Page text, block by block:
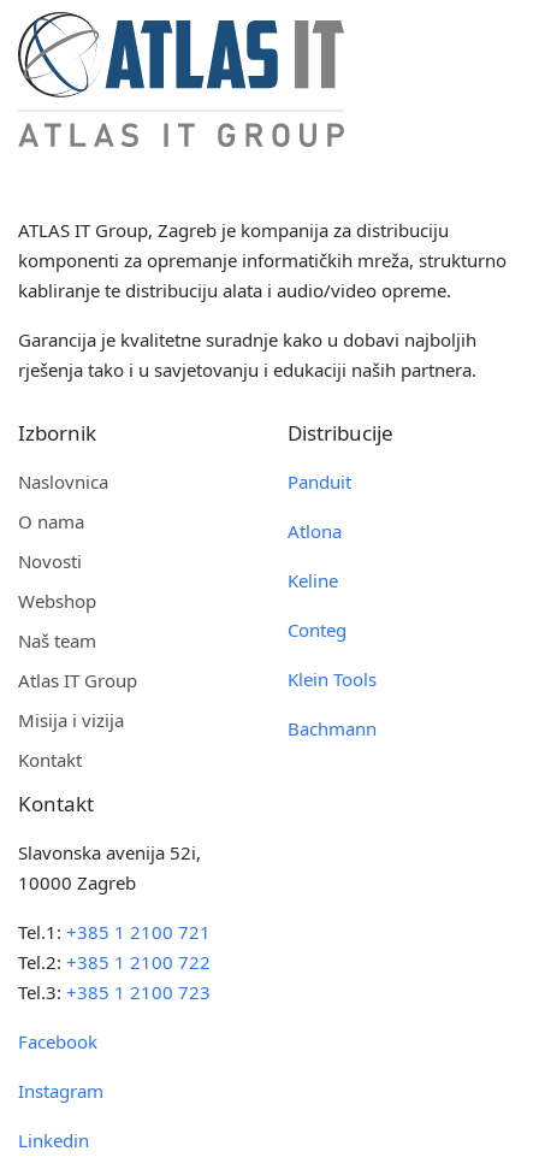
ATLAS IT Group, Zagreb je kompanija za distribuciju
komponenti za opremanje informatičkih mreža, strukturno
kabliranje te distribuciju alata i audio/video opreme.
Garancija je kvalitetne suradnje kako u dobavi najboljih
rješenja tako i u savjetovanju i edukaciji naših partnera.
Izbornik
Naslovnica
O nama
Novosti
Webshop
Naš team
Atlas IT Group
Misija i vizija
Kontakt
Distribucije
Panduit
Atlona
Keline
Conteg
Klein Tools
Bachmann
Kontakt
Slavonska avenija 52i,
10000 Zagreb
Tel.1:+385 1 2100 721
Tel.2:+385 1 2100 722
Tel.3:+385 1 2100 723
Facebook
Instagram
Linkedin